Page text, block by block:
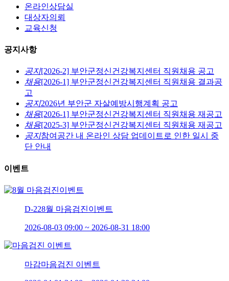
온라인상담실
대상자의뢰
교육신청
공지사항
공지[2026-2] 부안군정신건강복지센터 직원채용 공고
채용[2026-1] 부안군정신건강복지센터 직원채용 결과공
고
공지2026년 부안군 자살예방시행계획 공고
채용[2026-1] 부안군정신건강복지센터 직원채용 재공고
채용[2025-3] 부안군정신건강복지센터 직원채용 재공고
공지참여공간 내 온라인 상담 업데이트로 인한 일시 중
단 안내
이벤트
D-228월 마음검진이벤트
2026-08-03 09:00 ~ 2026-08-31 18:00
마감마음검진 이벤트